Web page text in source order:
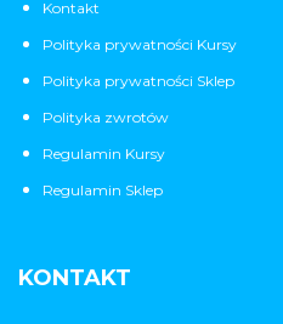
Kontakt
Polityka prywatności Kursy
Polityka prywatności Sklep
Polityka zwrotów
Regulamin Kursy
Regulamin Sklep
KONTAKT